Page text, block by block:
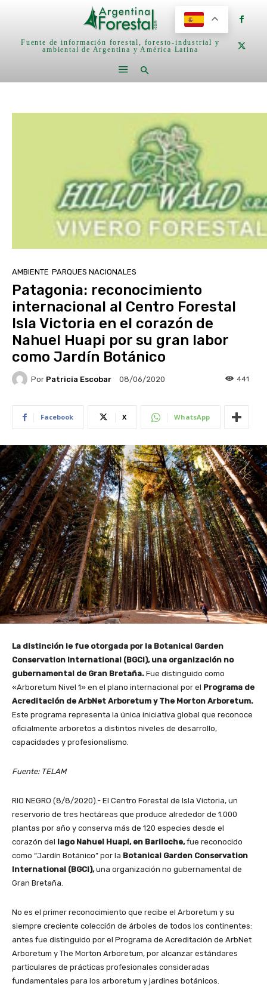
Fuente de información forestal, foresto-industrial y
ambiental de Argentina y América Latina
AMBIENTE PARQUES NACIONALES
Patagonia: reconocimiento
internacional al Centro Forestal
Isla Victoria en el corazón de
Nahuel Huapi por su gran labor
como Jardín Botánico
Por Patricia Escobar 08/06/2020 441
Facebook X WhatsApp
La distinción le fue otorgada por la Botanical Garden
Conservation International (BGCI), una organización no
gubernamental de Gran Bretaña. Fue distinguido como
«Arboretum Nivel 1» en el plano internacional por el Programa de
Acreditación de ArbNet Arboretum y The Morton Arboretum.
Este programa representa la única iniciativa global que reconoce
oficialmente arboretos a distintos niveles de desarrollo,
capacidades y profesionalismo.
Fuente: TELAM
RIO NEGRO (8/8/2020).- El Centro Forestal de Isla Victoria, un
reservorio de tres hectáreas que produce alrededor de 1.000
plantas por año y conserva más de 120 especies desde el
corazón del lago Nahuel Huapi, en Bariloche,fue reconocido
como “Jardín Botánico” por la Botanical Garden Conservation
International (BGCI),una organización no gubernamental de
Gran Bretaña.
No es el primer reconocimiento que recibe el Arboretum y su
siempre creciente colección de árboles de todos los continentes:
antes fue distinguido por el Programa de Acreditación de ArbNet
Arboretum y The Morton Arboretum, por alcanzar estándares
particulares de prácticas profesionales consideradas
fundamentales para los arboretum y jardines botánicos.